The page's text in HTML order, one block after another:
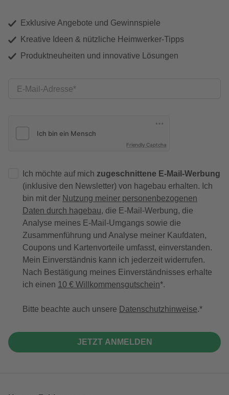
Exklusive Angebote und Gewinnspiele
Kreative Ideen & nützliche Heimwerker-Tipps
Produktneuheiten und innovative Lösungen
E-Mail-Adresse
Friendly Captcha
Ich möchte auf mich zugeschnittene E-Mail-Werbung
(inklusive den Newsletter) von hagebau erhalten. Ich
bin mit der Nutzung meiner personenbezogenen
Daten durch hagebau, die E-Mail-Werbung, die
Analyse meines E-Mail-Umgangs sowie die
Zusammenführung und Analyse meiner Kaufdaten,
Coupons und Kartenvorteile umfasst, einverstanden.
Mein Einverständnis kann ich jederzeit widerrufen.
Nach Bestätigung meines Einverständnisses erhalte
ich einen 10 € Willkommensgutschein*.
Bitte beachte auch unsere Datenschutzhinweise.
JETZT ANMELDEN